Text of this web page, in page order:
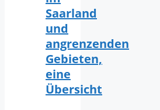
Saarland
und
angrenzenden
Gebieten,
eine
Übersicht